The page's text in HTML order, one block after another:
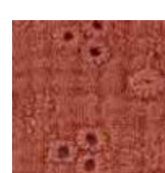
IGNORER LES
INFORMATIONS SUR
LE PRODUIT